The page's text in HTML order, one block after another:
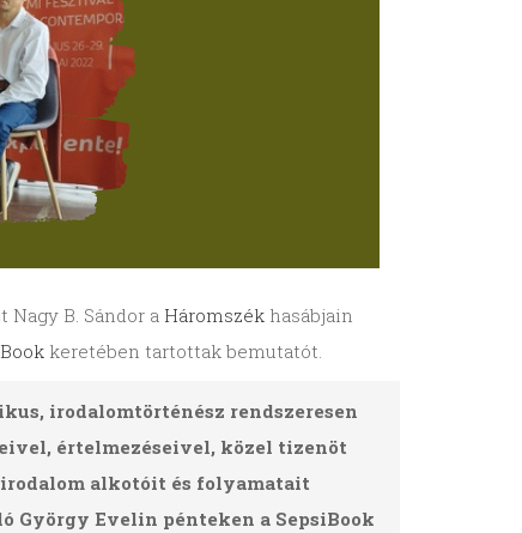
B. Sándor a Háromszékhasábjain
keretében tartottak bemutatót.
irodalomtörténész rendszeresen
értelmezéseivel, közel tizenöt
alkotóit és folyamatait
György Evelin pénteken a SepsiBook